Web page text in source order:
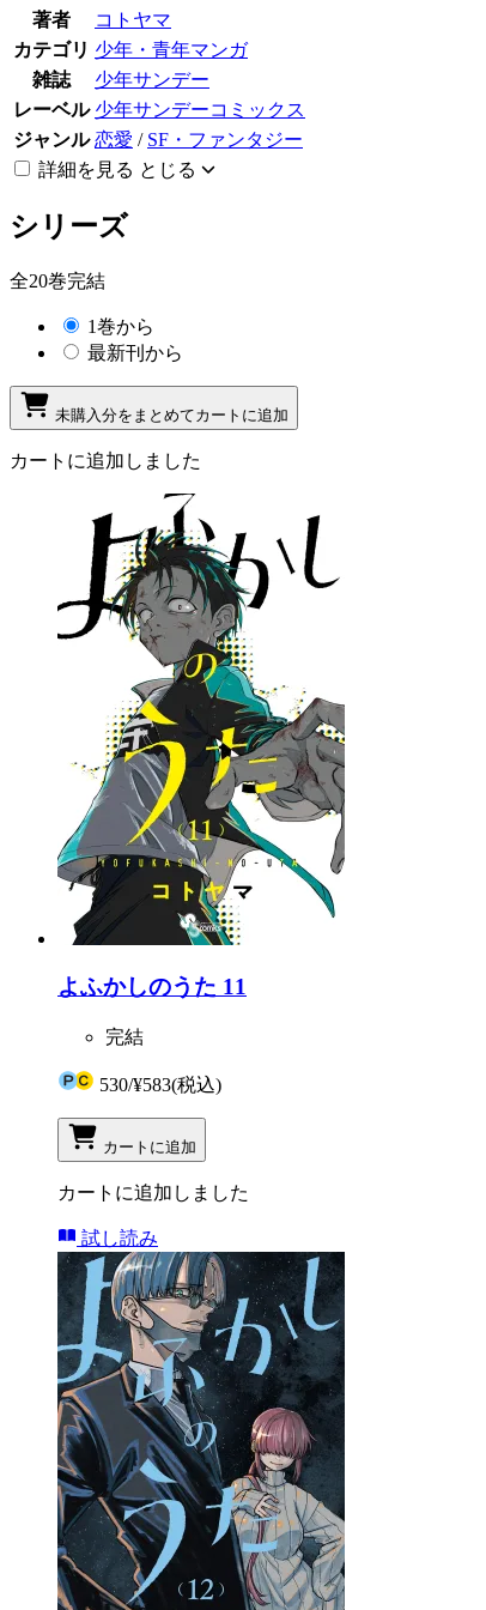
著者
コトヤマ
カテゴリ 少年・青年マンガ
雑誌
少年サンデー
レーベル 少年サンデーコミックス
ジャンル 恋愛 / SF・ファンタジー
詳細を見る とじる
シリーズ
全20巻完結
1巻から
最新刊から
未購入分をまとめてカートに追加
カートに追加しました
よふかしのうた 11
完結
530/¥583(税込)
カートに追加
カートに追加しました
試し読み